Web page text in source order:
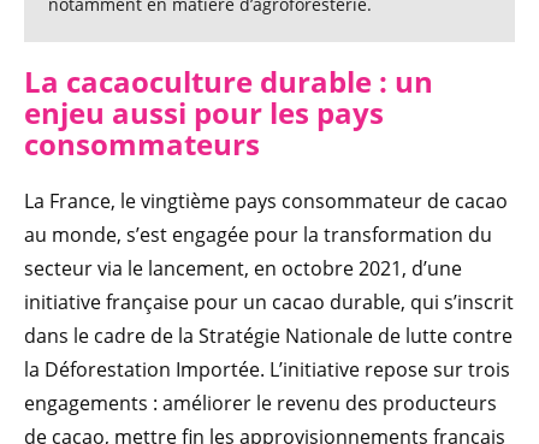
La cacaoculture durable : un
enjeu aussi pour les pays
consommateurs
La France, le vingtième pays consommateur de cacao
au monde, s’est engagée pour la transformation du
secteur via le lancement, en octobre 2021, d’une
initiative française pour un cacao durable, qui s’inscrit
dans le cadre de la Stratégie Nationale de lutte contre
la Déforestation Importée. L’initiative repose sur trois
engagements : améliorer le revenu des producteurs
de cacao, mettre fin les approvisionnements français